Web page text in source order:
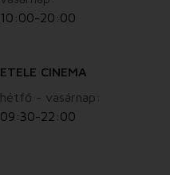
10:00-20:00
ETELE CINEMA
hétfő - vasárnap:
09:30-22:00